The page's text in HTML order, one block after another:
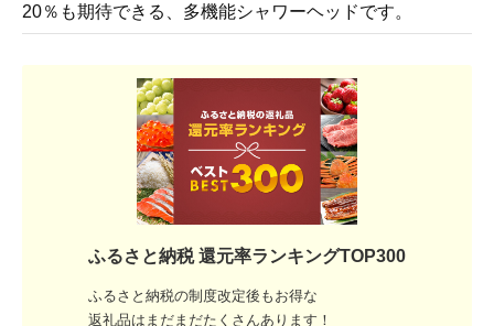
20％も期待できる、多機能シャワーヘッドです。
ふるさと納税 還元率ランキングTOP300
ふるさと納税の制度改定後もお得な
返礼品はまだまだたくさんあります！